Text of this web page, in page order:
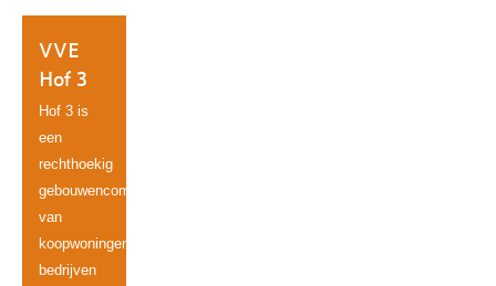
VVE
Hof 3
Hof 3 is
een
rechthoekig
gebouwencomplex
van
koopwoningen,
bedrijven